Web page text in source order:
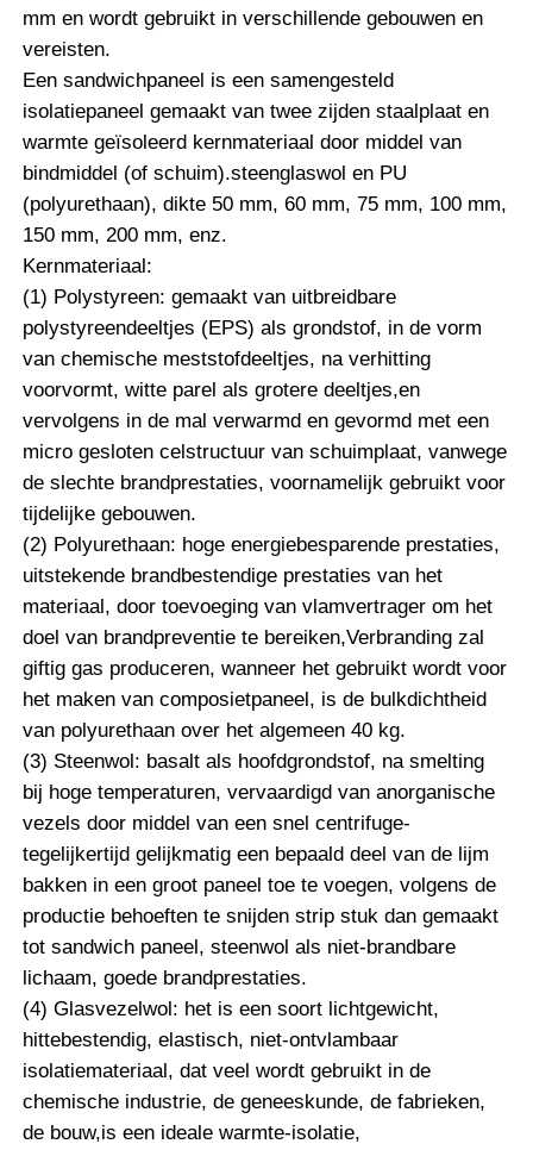
mm en wordt gebruikt in verschillende gebouwen en
vereisten.
Een sandwichpaneel is een samengesteld
isolatiepaneel gemaakt van twee zijden staalplaat en
warmte geïsoleerd kernmateriaal door middel van
bindmiddel (of schuim).steenglaswol en PU
(polyurethaan), dikte 50 mm, 60 mm, 75 mm, 100 mm,
150 mm, 200 mm, enz.
Kernmateriaal:
(1) Polystyreen: gemaakt van uitbreidbare
polystyreendeeltjes (EPS) als grondstof, in de vorm
van chemische meststofdeeltjes, na verhitting
voorvormt, witte parel als grotere deeltjes,en
vervolgens in de mal verwarmd en gevormd met een
micro gesloten celstructuur van schuimplaat, vanwege
de slechte brandprestaties, voornamelijk gebruikt voor
tijdelijke gebouwen.
(2) Polyurethaan: hoge energiebesparende prestaties,
uitstekende brandbestendige prestaties van het
materiaal, door toevoeging van vlamvertrager om het
doel van brandpreventie te bereiken,Verbranding zal
giftig gas produceren, wanneer het gebruikt wordt voor
het maken van composietpaneel, is de bulkdichtheid
van polyurethaan over het algemeen 40 kg.
(3) Steenwol: basalt als hoofdgrondstof, na smelting
bij hoge temperaturen, vervaardigd van anorganische
vezels door middel van een snel centrifuge-
tegelijkertijd gelijkmatig een bepaald deel van de lijm
bakken in een groot paneel toe te voegen, volgens de
productie behoeften te snijden strip stuk dan gemaakt
tot sandwich paneel, steenwol als niet-brandbare
lichaam, goede brandprestaties.
(4) Glasvezelwol: het is een soort lichtgewicht,
hittebestendig, elastisch, niet-ontvlambaar
isolatiemateriaal, dat veel wordt gebruikt in de
chemische industrie, de geneeskunde, de fabrieken,
de bouw,is een ideale warmte-isolatie,